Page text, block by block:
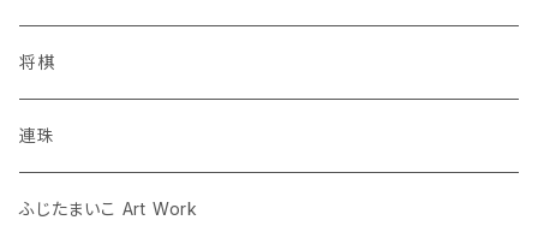
ツイクスト
将棋
囲碁
将棋
連珠
ふじたまいこ Art Work